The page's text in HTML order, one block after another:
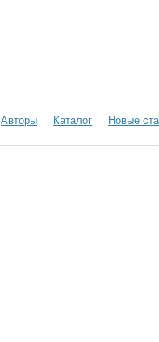
Авторы Каталог Новые